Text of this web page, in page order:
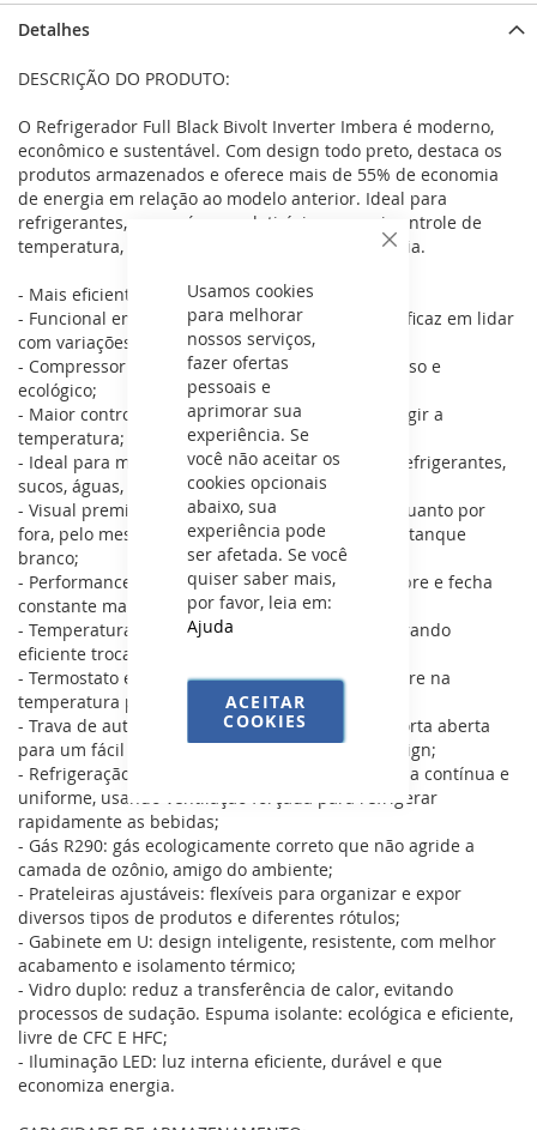
Fechar
Usamos cookies
para melhorar
nossos serviços,
fazer ofertas
pessoais e
aprimorar sua
experiência. Se
você não aceitar os
cookies opcionais
abaixo, sua
experiência pode
ser afetada. Se você
quiser saber mais,
por favor, leia em:
Ajuda
ACEITAR
COOKIES
Detalhes
DESCRIÇÃO DO PRODUTO:
O Refrigerador Full Black Bivolt Inverter Imbera é moderno,
econômico e sustentável. Com design todo preto, destaca os
produtos armazenados e oferece mais de 55% de economia
de energia em relação ao modelo anterior. Ideal para
refrigerantes, sucos, águas e laticínios, possui controle de
temperatura, iluminação LED e 3 anos de garantia.
- Mais eficiente e mais econômico;
- Funcional em ambas voltagens (110V e 220V): eficaz em lidar
com variações e picos de energia;
- Compressor bivolt inverter: muito mais silencioso e
ecológico;
- Maior controle e até 20% mais rápido para atingir a
temperatura;
- Ideal para manter refrigerado e bem exposto refrigerantes,
sucos, águas, leites e derivados;
- Visual premium: toda preta, tanto por dentro quanto por
fora, pelo mesmo valor dos modelos padrões de tanque
branco;
- Performance comercial: feita para resistir ao abre e fecha
constante mantendo a temperatura certa;
- Temperatura uniforme: evaporador aletado gerando
eficiente troca de calor;
- Termostato eletrônico: mantém o interior sempre na
temperatura pré-estabelecida;
- Trava de autofechamento: permite manter a porta aberta
para um fácil abastecimento, preservando o design;
- Refrigeração dinâmica: o ar frio circula de forma contínua e
uniforme, usando ventilação forçada para refrigerar
rapidamente as bebidas;
- Gás R290: gás ecologicamente correto que não agride a
camada de ozônio, amigo do ambiente;
- Prateleiras ajustáveis: flexíveis para organizar e expor
diversos tipos de produtos e diferentes rótulos;
- Gabinete em U: design inteligente, resistente, com melhor
acabamento e isolamento térmico;
- Vidro duplo: reduz a transferência de calor, evitando
processos de sudação. Espuma isolante: ecológica e eficiente,
livre de CFC E HFC;
- Iluminação LED: luz interna eficiente, durável e que
economiza energia.